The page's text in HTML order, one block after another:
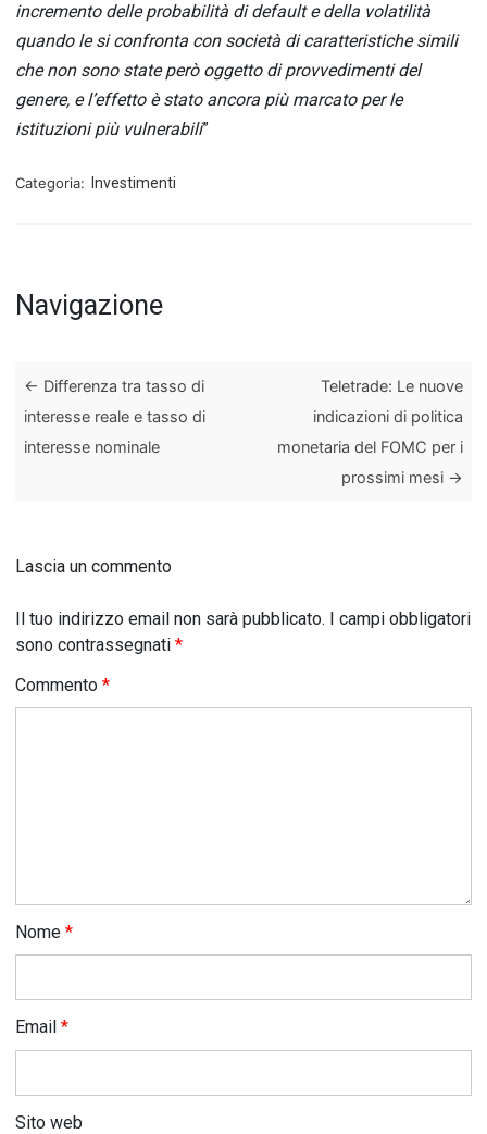
incremento delle probabilità di default e della volatilità
quando le si confronta con società di caratteristiche simili
che non sono state però oggetto di provvedimenti del
genere, e l’effetto è stato ancora più marcato per le
istituzioni più vulnerabili”
Categoria: Investimenti
Navigazione
← Differenza tra tasso di
interesse reale e tasso di
interesse nominale
Teletrade: Le nuove
indicazioni di politica
monetaria del FOMC per i
prossimi mesi →
Lascia un commento
Il tuo indirizzo email non sarà pubblicato. I campi obbligatori
sono contrassegnati *
Commento *
Nome *
Email *
Sito web